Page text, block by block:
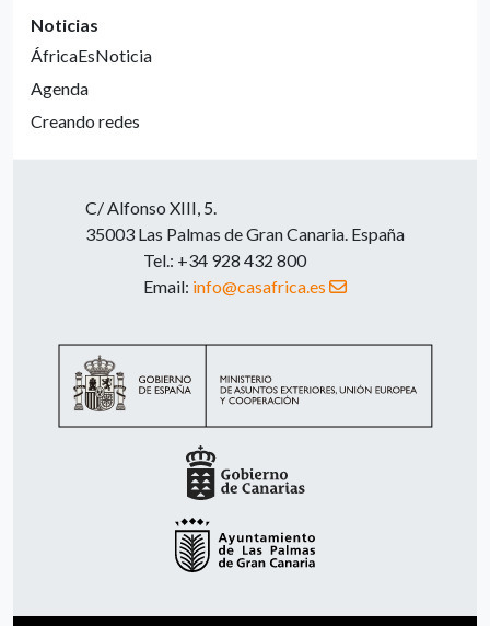
Noticias
ÁfricaEsNoticia
Agenda
Creando redes
C/ Alfonso XIII, 5.
35003 Las Palmas de Gran Canaria. España
Tel.: +34 928 432 800
Email: info@casafrica.es